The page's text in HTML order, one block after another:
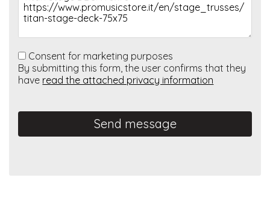
Consent for marketing purposes
By submitting this form, the user confirms that they
have read the attached privacy information
Send message